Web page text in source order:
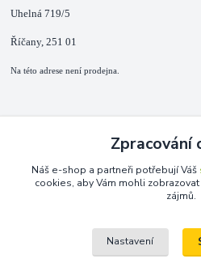
Uhelná 719/5
Říčany, 251 01
Na této adrese není prodejna.
+420 725 889 873
(Po-Ne, 9-18 hod.)
Zpracování
Náš e-shop a partneři potřebují Váš
cookies, aby Vám mohli
zájmů.
Nastavení